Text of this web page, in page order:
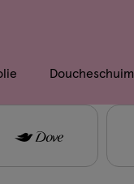
Doucheschuim